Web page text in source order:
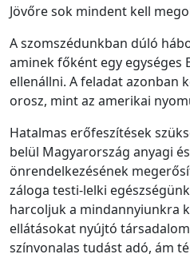
Jövőre sok mindent kell
A szomszédunkban dúló
aminek főként egy egységes
ellenállni. A feladat azonban
orosz, mint az amerikai
Hatalmas erőfeszítések
belül Magyarország anyagi
önrendelkezésének
záloga testi-lelki
harcoljuk a mindannyiunkra
ellátásokat nyújtó
színvonalas tudást adó, ám